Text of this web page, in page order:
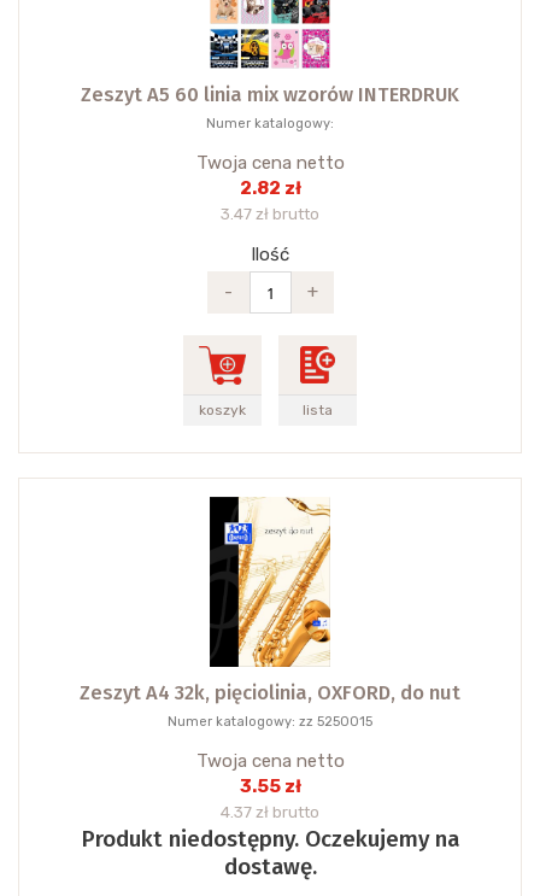
Zeszyt A5 60 linia mix wzorów INTERDRUK
Numer katalogowy:
Twoja cena netto
2.82 zł
3.47 zł brutto
Ilość
-
+
koszyk lista
Zeszyt A4 32k, pięciolinia, OXFORD, do nut
Numer katalogowy: zz 5250015
Twoja cena netto
3.55 zł
4.37 zł brutto
Produkt niedostępny. Oczekujemy na
dostawę.